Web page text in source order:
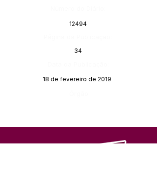
12494
34
18 de fevereiro de 2019